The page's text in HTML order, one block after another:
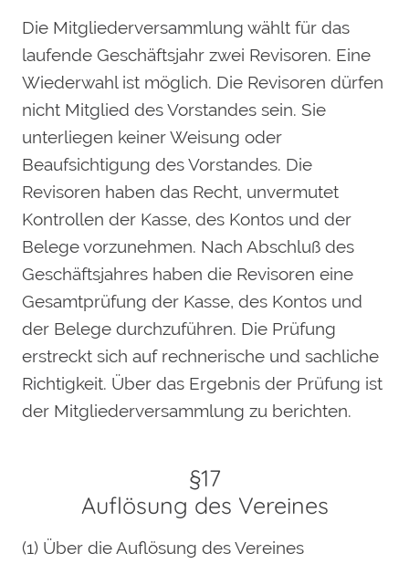
Die Mitgliederversammlung wählt für das
laufende Geschäftsjahr zwei Revisoren. Eine
Wiederwahl ist möglich. Die Revisoren dürfen
nicht Mitglied des Vorstandes sein. Sie
unterliegen keiner Weisung oder
Beaufsichtigung des Vorstandes. Die
Revisoren haben das Recht, unvermutet
Kontrollen der Kasse, des Kontos und der
Belege vorzunehmen. Nach Abschluß des
Geschäftsjahres haben die Revisoren eine
Gesamtprüfung der Kasse, des Kontos und
der Belege durchzuführen. Die Prüfung
erstreckt sich auf rechnerische und sachliche
Richtigkeit. Über das Ergebnis der Prüfung ist
der Mitgliederversammlung zu berichten.
§17
Auflösung des Vereines
(1) Über die Auflösung des Vereines